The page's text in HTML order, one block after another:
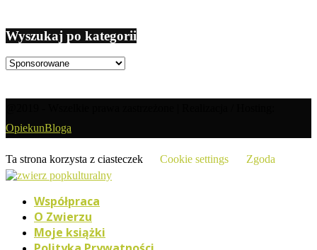
Wyszukaj po kategorii
Wyszukaj
OpiekunBloga
Ta strona korzysta z ciasteczek Cookie settings Zgoda
Współpraca
O Zwierzu
Moje książki